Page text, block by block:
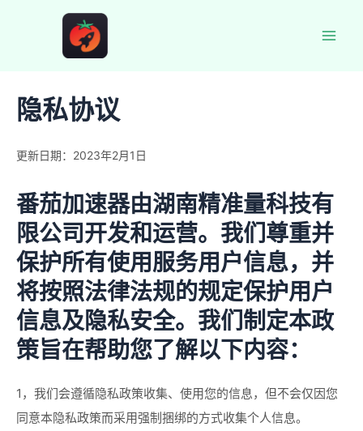
隐私协议
更新日期：2023年2月1日
番茄加速器由湖南精准量科技有
限公司开发和运营。我们尊重并
保护所有使用服务用户信息，并
将按照法律法规的规定保护用户
信息及隐私安全。我们制定本政
策旨在帮助您了解以下内容：
1，我们会遵循隐私政策收集、使用您的信息，但不会仅因您
同意本隐私政策而采用强制捆绑的方式收集个人信息。